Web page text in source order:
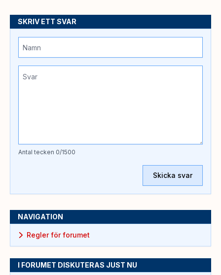
SKRIV ETT SVAR
Antal tecken 0/1500
Skicka svar
NAVIGATION
Regler för forumet
I FORUMET DISKUTERAS JUST NU